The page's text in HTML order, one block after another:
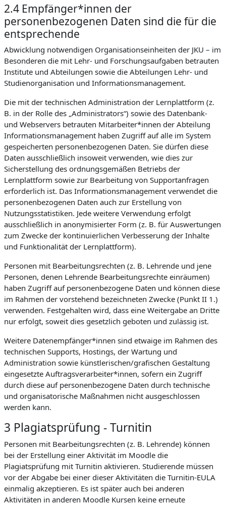
2.4 Empfänger*innen der
personenbezogenen Daten sind die für die
entsprechende
Abwicklung notwendigen Organisationseinheiten der JKU – im
Besonderen die mit Lehr- und Forschungsaufgaben betrauten
Institute und Abteilungen sowie die Abteilungen Lehr- und
Studienorganisation und Informationsmanagement.
Die mit der technischen Administration der Lernplattform (z.
B. in der Rolle des „Administrators“) sowie des Datenbank-
und Webservers betrauten Mitarbeiter*innen der Abteilung
Informationsmanagement haben Zugriff auf alle im System
gespeicherten personenbezogenen Daten. Sie dürfen diese
Daten ausschließlich insoweit verwenden, wie dies zur
Sicherstellung des ordnungsgemäßen Betriebs der
Lernplattform sowie zur Bearbeitung von Supportanfragen
erforderlich ist. Das Informationsmanagement verwendet die
personenbezogenen Daten auch zur Erstellung von
Nutzungsstatistiken. Jede weitere Verwendung erfolgt
ausschließlich in anonymisierter Form (z. B. für Auswertungen
zum Zwecke der kontinuierlichen Verbesserung der Inhalte
und Funktionalität der Lernplattform).
Personen mit Bearbeitungsrechten (z. B. Lehrende und jene
Personen, denen Lehrende Bearbeitungsrechte einräumen)
haben Zugriff auf personenbezogene Daten und können diese
im Rahmen der vorstehend bezeichneten Zwecke (Punkt II 1.)
verwenden. Festgehalten wird, dass eine Weitergabe an Dritte
nur erfolgt, soweit dies gesetzlich geboten und zulässig ist.
Weitere Datenempfänger*innen sind etwaige im Rahmen des
technischen Supports, Hostings, der Wartung und
Administration sowie künstlerischen/grafischen Gestaltung
eingesetzte Auftragsverarbeiter*innen, sofern ein Zugriff
durch diese auf personenbezogene Daten durch technische
und organisatorische Maßnahmen nicht ausgeschlossen
werden kann.
3 Plagiatsprüfung - Turnitin
Personen mit Bearbeitungsrechten (z. B. Lehrende) können
bei der Erstellung einer Aktivität im Moodle die
Plagiatsprüfung mit Turnitin aktivieren. Studierende müssen
vor der Abgabe bei einer dieser Aktivitäten die Turnitin-EULA
einmalig akzeptieren. Es ist später auch bei anderen
Aktivitäten in anderen Moodle Kursen keine erneute